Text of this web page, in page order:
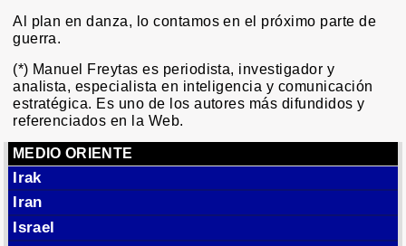
Al plan en danza, lo contamos en el próximo parte de
guerra.
(*) Manuel Freytas es periodista, investigador y
analista, especialista en inteligencia y comunicación
estratégica. Es uno de los autores más difundidos y
referenciados en la Web.
MEDIO ORIENTE
Irak
Iran
Israel